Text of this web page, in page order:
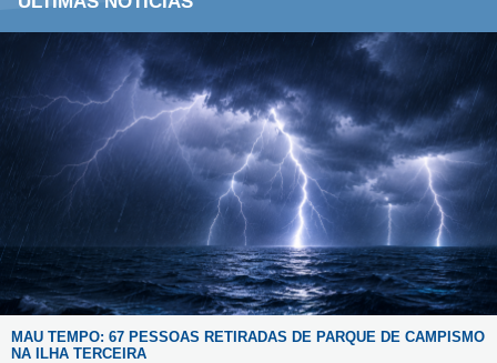
MAU TEMPO: 67 PESSOAS RETIRADAS DE PARQUE DE CAMPISMO
NA ILHA TERCEIRA